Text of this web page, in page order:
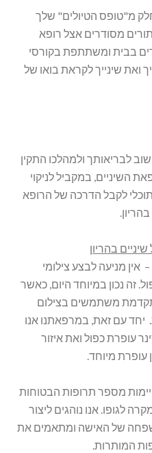
חלק מ"טופס הטיולים" שלך
מסודרים אצל רופא
בבית ומשתתפת בקורסי
ואת שינייך לקראת בואו של
לבריאותך ולמהלכו התקין
השיניים, במקביל לניקוי
תוכלי לקבל הדרכה של הרופא
בהריון
אין מניעה לבצע צילומי
זה נכון במיוחד היום, כאשר
משתמשים בצילום
יחד עם זאת, במרפאתנו אנו
עופרת כפול ואת איזור
עופרת מיוחד.
מספר תרופות הבטוחות
לגופו. אנו נוהגים ליצור
של האישה ומתאמים את
המותרות.